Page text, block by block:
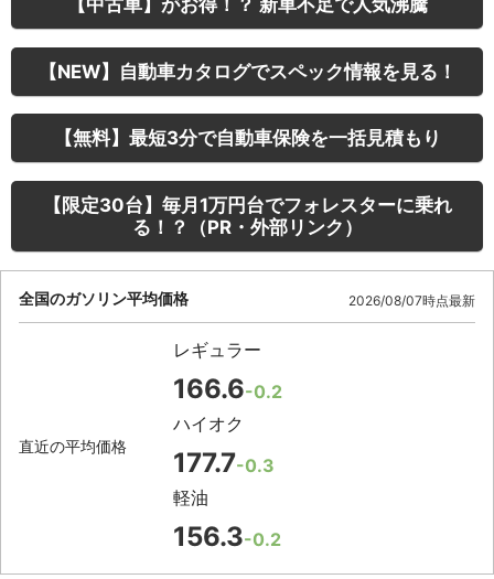
【NEW】自動車カタログでスペック情報を見る！
【無料】最短3分で自動車保険を一括見積もり
【限定30台】毎月1万円台でフォレスターに乗れ
る！？（PR・外部リンク）
全国のガソリン平均価格 2026/08/07時点最新
直近の平均価格
レギュラー
166.6-0.2
ハイオク
177.7-0.3
軽油
156.3-0.2